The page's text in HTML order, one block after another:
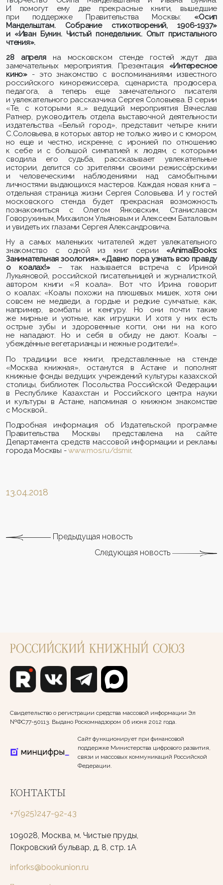
И помогут ему две прекрасные книги, вышедшие
при поддержке Правительства Москвы: «Осип
Мандельштам. Собрание стихотворений, 1906-1937»
и «Иван Бунин. Чистый понедельник. Опыт пристального
чтения».
28 апреляна московском стенде гостей ждут два
замечательных мероприятия. Презентация «Интересное
кино»- это знакомство с воспоминаниями известного
российского кинорежиссера, сценариста, продюсера,
педагога, а теперь еще замечательного писателя
и увлекательного рассказчика Сергея Соловьева. В серии
«Те, с которыми я…» ведущий мероприятия Вячеслав
Ратнер, руководитель отдела выставочной деятельности
издательства «Белый город», представит четыре книги
С.Соловьева, в которых автор не только живо и с юмором,
но еще и честно, искренне, с иронией по отношению
к себе и с большой симпатией к людям, с которыми
сводила его судьба, рассказывает увлекательные
истории, делится со зрителями своими режиссёрскими
и человеческими наблюдениями над самобытными
личностями выдающихся мастеров. Каждая новая книга –
отдельная страница жизни Сергея Соловьева. И у гостей
московского стенда будет прекрасная возможность
познакомиться с Олегом Янковским, Станиславом
Говорухиным, Михаилом Ульяновым и Алексеем Баталовым
и увидеть их глазами Сергея Александровича.
Ну а самых маленьких читателей ждет увлекательного
знакомство с одной из книг серии «AnimalBooks:
Занимательная зоология». «Давно пора узнать всю правду
о коалах!»– так называется встреча с Ириной
Лукьяновой, российской писательницей и журналисткой,
автором книги «Я коала». Вот что Ирина говорит
о коалах: «Коалы похожи на плюшевых мишек, хотя они
совсем не медведи, а гордые и редкие сумчатые, как,
например, вомбаты и кенгуру. Но они почти такие
же мирные и уютные, как игрушки. И хотя у них есть
острые зубы и здоровенные когти, они ни на кого
не нападают. Но и себя в обиду не дают. Коалы –
убеждённые вегетарианцы и нежные родители!».
По традиции все книги, представленные на стенде
«Москва книжная», останутся в Астане и пополнят
книжные фонды ведущих учреждений культуры казахской
столицы, библиотек Посольства Российской Федерации
в Республике Казахстан и Российского центра науки
и культуры в Астане, напоминая о книжном знакомстве
с Москвой…
Подробная информация об Издательской программе
Правительства Москвы представлена на сайте
Департамента средств массовой информации и рекламы
города Москвы -www.mos.ru/dsmir.
13.04.2018
Предыдущая новость
Следующая новость
Свидетельство о регистрации средства массовой информации Эл
№ФС77-50113. Выдано Роскомнадзором 06 июня 2012 года.
Сайт функционирует при финансовой
поддержке Министерства цифрового развития,
связи и массовых коммуникаций Российской
Федерации.
КОНТАКТЫ
+7(925)247-92-43
109028, Москва, м. Чистые пруды,
Покровский бульвар, д. 8, стр. 1А
inforks@bookunion.ru